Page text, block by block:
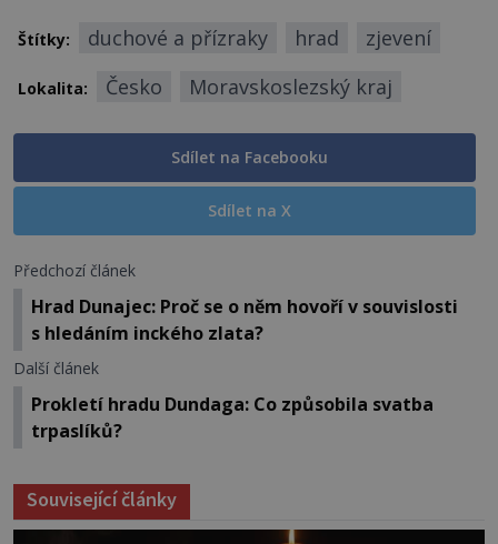
Štítky: duchové a přízraky hrad zjevení
Lokalita: Česko Moravskoslezský kraj
Sdílet na Facebooku
Sdílet na X
Předchozí článek
Hrad Dunajec: Proč se o něm hovoří v souvislosti
s hledáním inckého zlata?
Další článek
Prokletí hradu Dundaga: Co způsobila svatba
trpaslíků?
Související články